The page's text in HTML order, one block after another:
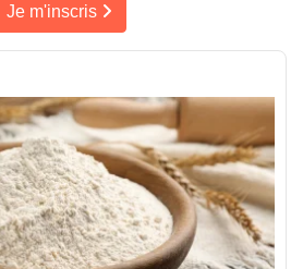
Je m'inscris